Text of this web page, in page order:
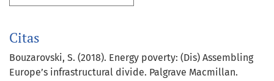
Citas
Bouzarovski, S. (2018). Energy poverty: (Dis) Assembling
Europe’s infrastructural divide. Palgrave Macmillan.